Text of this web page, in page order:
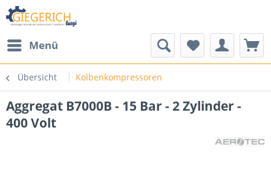
Menü
Übersicht Kolbenkompressoren
Aggregat B7000B - 15 Bar - 2 Zylinder -
400 Volt